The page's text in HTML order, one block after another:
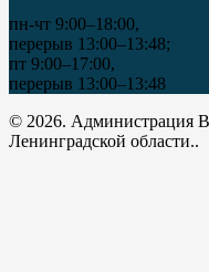
пн-чт 9:00–18:00,
перерыв 13:00–13:48;
пт 9:00–17:00,
перерыв 13:00–13:48
© 2026. Администрация
Ленинградской области..